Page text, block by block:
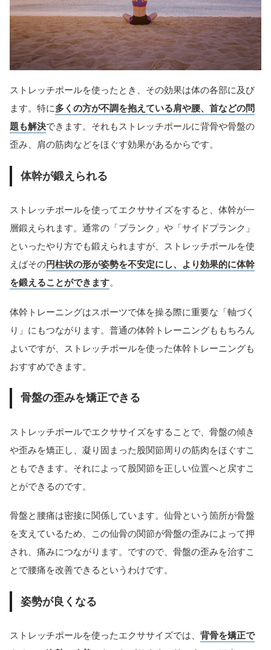
ストレッチポールを使ったとき、その効果は体の各部に及び
ます。特に多くの方が不調を抱えている肩や腰、首などの問
題も解決できます。それもストレッチポールに背骨や骨盤の
歪み、肩の筋肉などをほぐす効果があるからです。
体幹が鍛えられる
ストレッチポールを使ってエクササイズをすると、体幹が一
層鍛えられます。通常の「プランク」や「サイドプランク」
といったやり方でも鍛えられますが、ストレッチポールを使
えばその円柱状の形が姿勢を不安定にし、より効果的に体幹
を鍛えることができます。
体幹トレーニングはスポーツで体を操る際に重要な「軸づく
り」にもつながります。普通の体幹トレーニングももちろん
よいですが、ストレッチポールを使った体幹トレーニングも
おすすめできます。
骨盤の歪みを矯正できる
ストレッチポールでエクササイズをすることで、骨盤の傾き
や歪みを矯正し、凝り固まった股関節周りの筋肉をほぐすこ
ともできます。それによって股関節を正しい位置へと戻すこ
とができるのです。
骨盤と腰痛は密接に関係しています。仙骨という箇所が骨盤
を支えているため、この仙骨の関節が骨盤の歪みによって押
され、痛みにつながります。ですので、骨盤の歪みを治すこ
とで腰痛を改善できるというわけです。
姿勢が良くなる
ストレッチポールを使ったエクササイズでは、 背骨を矯正で